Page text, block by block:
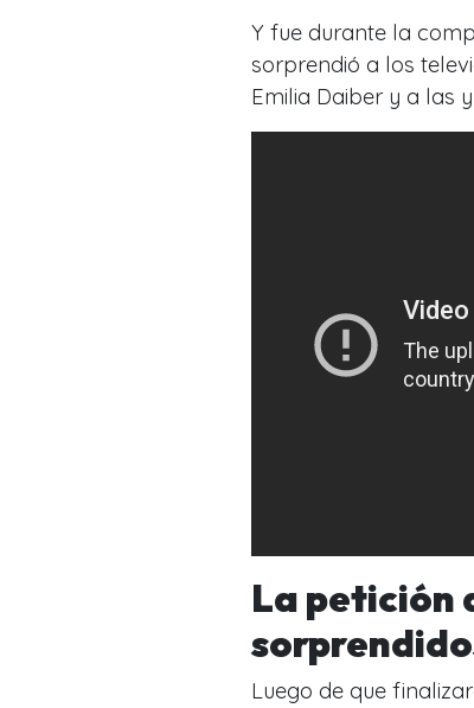
Y fue durante la
sorprendió a los
Emilia Daiber y a las
La petición
Luego de que